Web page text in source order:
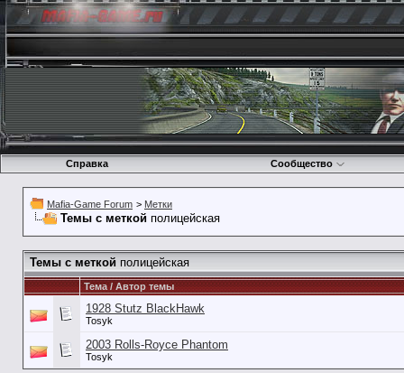
Справка Сообщество
Mafia-Game Forum > Метки
Темы с меткой полицейская
Темы с меткой полицейская
Тема / Автор темы
1928 Stutz BlackHawk
Tosyk
2003 Rolls-Royce Phantom
Tosyk